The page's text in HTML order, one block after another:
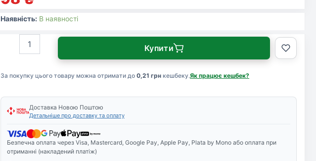
Наявність: В наявності
За покупку цього товару можна отримати до 0,21 грнкешбеку.Як працює кешбек?
№1
EPSON
(Water)
180г
018)
кількість
Купити
Доставка Новою Поштою
Детальніше про доставку та оплату
Безпечна оплата через Visa, Mastercard, Google Pay, Apple Pay, Plata by Mono або оплата при
отриманні (накладений платіж)